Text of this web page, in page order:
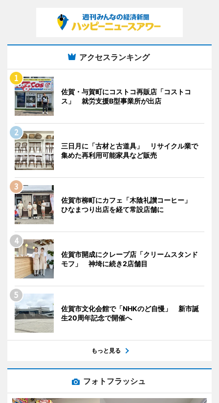
アクセスランキング
佐賀・与賀町にコストコ再販店「コストコ
ス」 就労支援B型事業所が出店
三日月に「古材と古道具」 リサイクル業で
集めた再利用可能家具など販売
佐賀市柳町にカフェ「木陰礼讃コーヒー」
ひなまつり出店を経て常設店舗に
佐賀市開成にクレープ店「クリームスタンド
モフ」 神埼に続き2店舗目
佐賀市文化会館で「NHKのど自慢」 新市誕
生20周年記念で開催へ
もっと見る
フォトフラッシュ